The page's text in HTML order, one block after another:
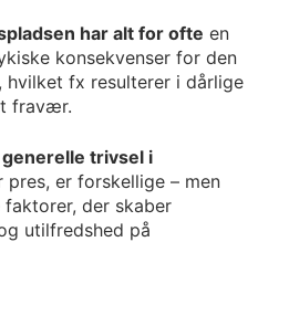
har alt for ofte en
konsekvenser for den
hvilket fx resulterer i dårlige
fravær.
trivsel i
pres, er forskellige – men
der skaber
utilfredshed på